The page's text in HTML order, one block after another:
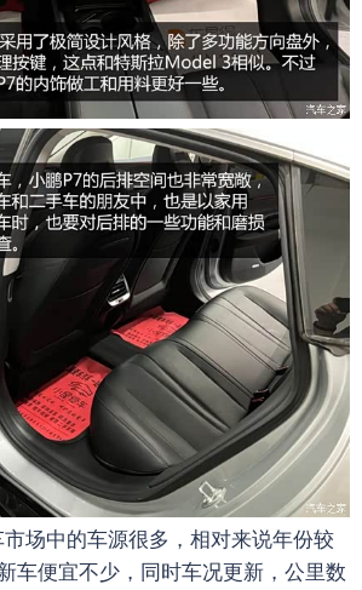
场中的车源很多，相对来说年份较
车便宜不少，同时车况更新，公里数